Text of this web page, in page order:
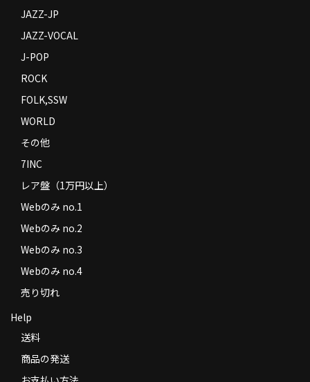
JAZZ-JP
JAZZ-VOCAL
J-POP
ROCK
FOLK,SSW
WORLD
その他
7INC
レア盤（1万円以上）
Webのみ no.1
Webのみ no.2
Webのみ no.3
Webのみ no.4
売り切れ
Help
送料
商品の発送